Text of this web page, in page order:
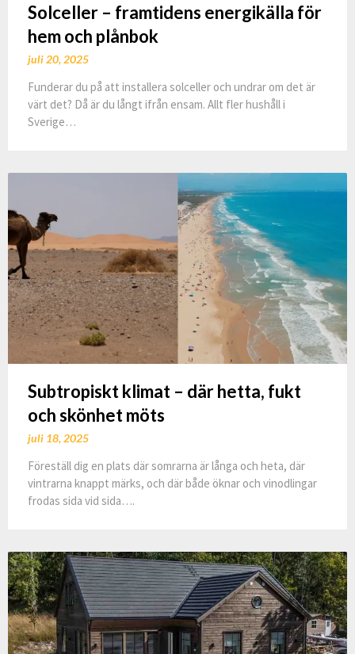
Solceller – framtidens energikälla för
hem och plånbok
juli 20, 2025
Funderar du på att installera solceller och undrar om det är
värt det? Då är du långt ifrån ensam. Allt fler hushåll i
Sverige…
Subtropiskt klimat – där hetta, fukt
och skönhet möts
juli 18, 2025
Föreställ dig en plats där somrarna är långa och heta, där
vintrarna knappt märks, och där både öknar och vinodlingar
frodas sida vid sida….